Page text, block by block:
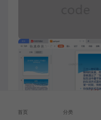
首页 分类